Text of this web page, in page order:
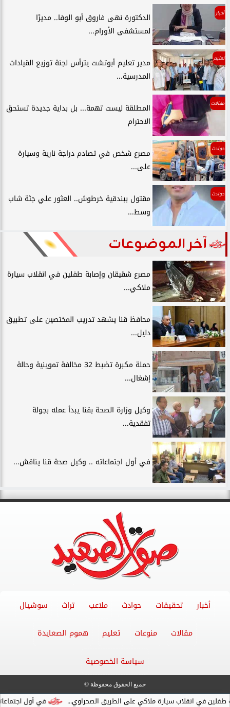
في أول اجتماعاته .. في انقلاب سيارة ملاكي على الطريق الصحراوي...
أخبار
الدكتورة نهى فاروق أبو الوفا.. مديرًا
لمستشفى الأورام...
تعليم
مدير تعليم أبوتشت يترأس لجنة توزيع القيادات
المدرسية...
مقالات
المطلقة ليست تهمة... بل بداية جديدة تستحق
الاحترام
حوادث
مصرع شخص في تصادم دراجة نارية وسيارة
على...
حوادث
مقتول ببندقية خرطوش.. العثور علي جثة شاب
وسط...
آخر الموضوعات
مصرع شقيقان وإصابة طفلين في انقلاب سيارة
ملاكي...
محافظ قنا يشهد تدريب المختصين على تطبيق
دليل...
حملة مكبرة تضبط 32 مخالفة تموينية وحالة
إشغال...
وكيل وزارة الصحة بقنا يبدأ عمله بجولة
تفقدية...
في أول اجتماعاته .. وكيل صحة قنا يناقش...
أخبار تحقيقات حوادث ملاعب تراث سوشيال
مقالات منوعات تعليم هموم الصعايدة
سياسة الخصوصية
جميع الحقوق محفوظة ©